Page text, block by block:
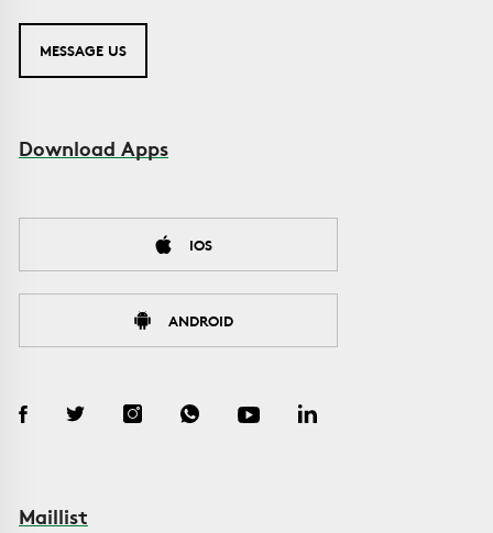
MESSAGE US
Download Apps
IOS
ANDROID
Maillist